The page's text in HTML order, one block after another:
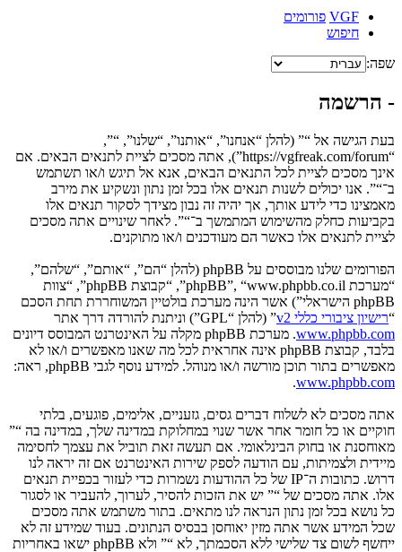
VGF פורומים
חיפוש
שפה:
- הרשמה
בעת הגישה אל “” (להלן “אנחנו”, “אותנו”, “שלנו”, “”,
“https://vgfreak.com/forum”), אתה מסכים לציית לתנאים הבאים. אם
אינך מסכים לציית לכל התנאים הבאים, אנא אל תיגש ו/או תשתמש
ב־“”. אנו יכולים לשנות תנאים אלו בכל זמן נתון ונשקיע את מירב
מאמצינו כדי לידע אותך, אך יהיה זה נבון מצידך לסקור תנאים אלו
בקביעות כחלק מהשימוש המתמשך ב־“”. לאחר שינויים אתה מסכים
לציית לתנאים אלו כאשר הם מעודכנים ו/או מתוקנים.
הפורומים שלנו מבוססים על phpBB (להלן “הם”, “אותם”, “שלהם”,
“מערכת phpBB”, “www.phpbb.co.il”, “קבוצת phpBB”, “צוות
phpBB הישראלי”) אשר הינה מערכת בולטיין המשוחררת תחת הסכם
“רישיון ציבורי כללי v2
” (להלן “GPL”) וניתנת להורדה דרך אתר
www.phpbb.com
. מערכת phpBB מקלה על האינטרנט המבוסס דיונים
בלבד, קבוצת phpBB אינה אחראית לכל מה שאנו מאפשרים ו/או לא
מאפשרים בתור תוכן מורשה ו/או מנוהל. למידע נוסף לגבי phpBB, ראה:
www.phpbb.com
.
אתה מסכים לא לשלוח דברים גסים, גזעניים, אלימים, פוגעים, בלתי
חוקיים או כל חומר אחר אשר שנוי במחלוקת במדינה שלך, במדינה בה “”
מאוחסנת או בחוק הבינלאומי. אם תעשה זאת תוביל את עצמך לחסימה
מיידית ולצמיתות, עם הודעה לספק שירות האינטרנט אם זה יראה לנו
דרוש. כתובות ה־IP של כל ההודעות נשמרות כדי לעזור בכפיית תנאים
אלו. אתה מסכים של “” יש את הזכות להסיר, לערוך, להעביר או לסגור
כל נושא בכל זמן נתון הנראה לנו מתאים. בתור משתמש אתה מסכים
שכל המידע אשר אתה מזין יאוחסן בבסיס הנתונים. בעוד שמידע זה לא
ייחשף לשום צד שלישי ללא הסכמתך, לא “” ולא phpBB ישאו באחריות